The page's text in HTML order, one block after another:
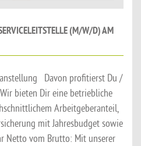
(M/W/D) AM
Davon profitierst Du /
bieten Dir eine betriebliche
Arbeitgeberanteil,
mit Jahresbudget sowie
Netto vom Brutto: Mit unserer